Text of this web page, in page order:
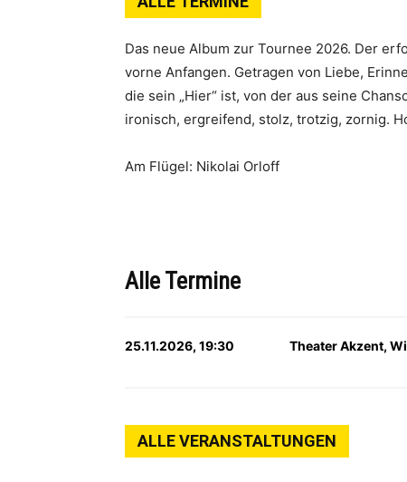
Das neue Album zur Tournee 2026. Der
vorne Anfangen. Getragen von Liebe,
die sein „Hier“ ist, von der aus seine
ironisch, ergreifend, stolz, trotzig, zornig.
Am Flügel: Nikolai Orloff
Alle Termine
25.11.2026, 19:30 Theater Akzent,
ALLE VERANSTALTUNGEN